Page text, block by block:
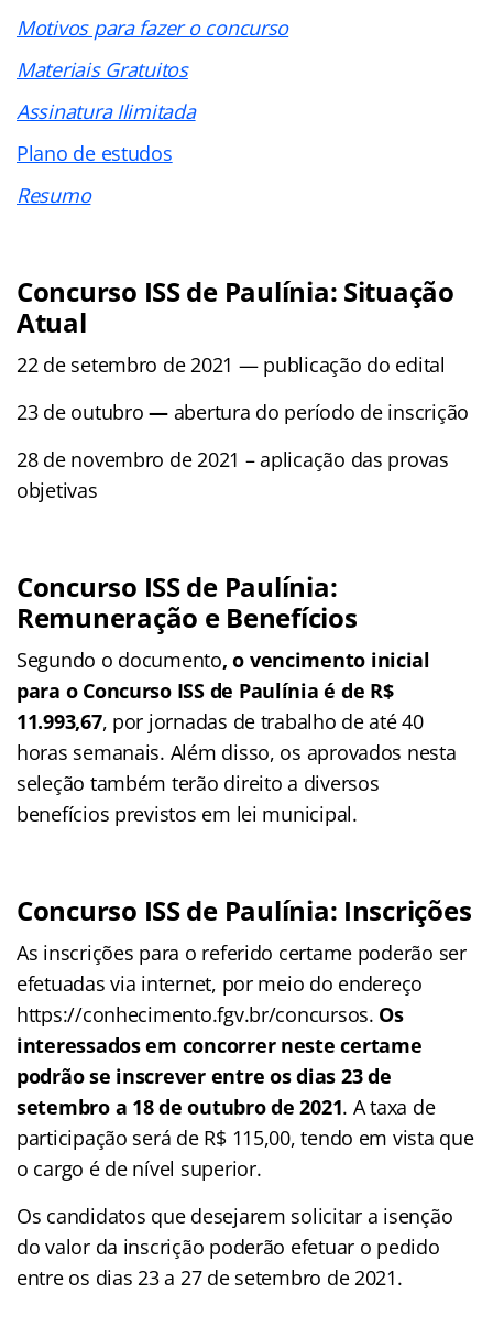
Motivos para fazer o concurso
Materiais Gratuitos
Assinatura Ilimitada
Plano de estudos
Resumo
Concurso ISS de Paulínia: Situação
Atual
22 de setembro de 2021 — publicação do edital
23 de outubro—abertura do período de inscrição
28 de novembro de 2021 – aplicação das provas
objetivas
Concurso ISS de Paulínia:
Remuneração e Benefícios
Segundo o documento, o vencimento inicial
para o Concurso ISS de Paulínia é de R$
11.993,67, por jornadas de trabalho de até 40
horas semanais. Além disso, os aprovados nesta
seleção também terão direito a diversos
benefícios previstos em lei municipal.
Concurso ISS de Paulínia: Inscrições
As inscrições para o referido certame poderão ser
efetuadas via internet, por meio do endereço
https://conhecimento.fgv.br/concursos. Os
interessados em concorrer neste certame
podrão se inscrever entre os dias 23 de
setembro a 18 de outubro de 2021. A taxa de
participação será de R$ 115,00, tendo em vista que
o cargo é de nível superior.
Os candidatos que desejarem solicitar a isenção
do valor da inscrição poderão efetuar o pedido
entre os dias 23 a 27 de setembro de 2021.